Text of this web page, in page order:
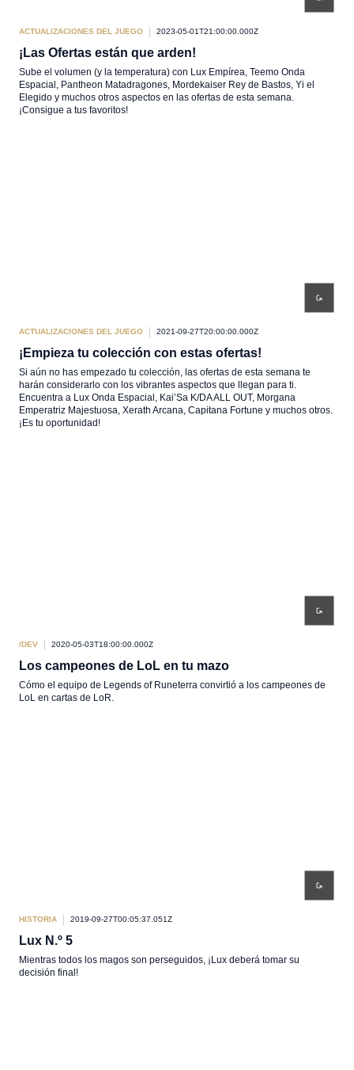
ACTUALIZACIONES DEL JUEGO 2023-05-01T21:00:00.000Z
¡Las Ofertas están que arden!
Sube el volumen (y la temperatura) con Lux Empírea, Teemo Onda
Espacial, Pantheon Matadragones, Mordekaiser Rey de Bastos, Yi el
Elegido y muchos otros aspectos en las ofertas de esta semana.
¡Consigue a tus favoritos!
ACTUALIZACIONES DEL JUEGO 2021-09-27T20:00:00.000Z
¡Empieza tu colección con estas ofertas!
Si aún no has empezado tu colección, las ofertas de esta semana te
harán considerarlo con los vibrantes aspectos que llegan para ti.
Encuentra a Lux Onda Espacial, Kai’Sa K/DA ALL OUT, Morgana
Emperatriz Majestuosa, Xerath Arcana, Capitana Fortune y muchos otros.
¡Es tu oportunidad!
/DEV 2020-05-03T18:00:00.000Z
Los campeones de LoL en tu mazo
Cómo el equipo de Legends of Runeterra convirtió a los campeones de
LoL en cartas de LoR.
HISTORIA 2019-09-27T00:05:37.051Z
Lux N.º 5
Mientras todos los magos son perseguidos, ¡Lux deberá tomar su
decisión final!